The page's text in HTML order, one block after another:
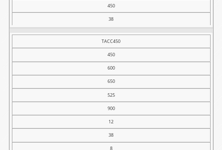
450
38
TACC450
450
600
650
525
900
12
38
8